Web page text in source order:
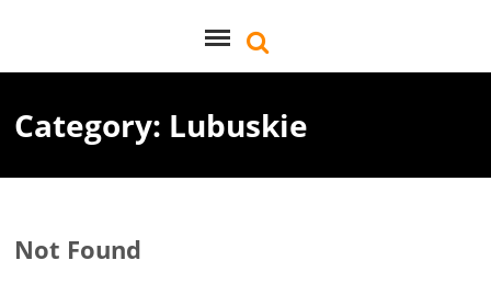
Category: Lubuskie
Not Found